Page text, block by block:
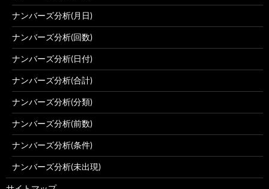
ナンバーズ分析(月日)
ナンバーズ分析(回数)
ナンバーズ分析(日付)
ナンバーズ分析(合計)
ナンバーズ分析(分類)
ナンバーズ分析(前数)
ナンバーズ分析(条件)
ナンバーズ分析(未出現)